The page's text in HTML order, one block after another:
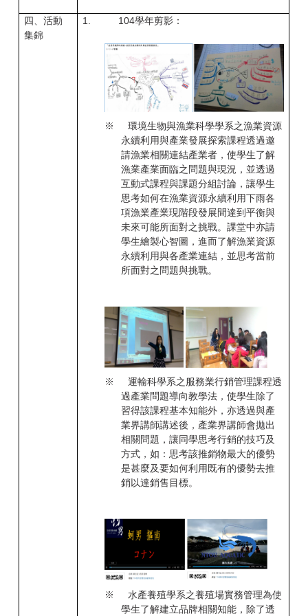
四、活動
集錦
1. 104學年剪影：
※環境生物與漁業科學學系之漁業資源
永續利用與產業發展探索課程透過邀
請漁業相關連結產業者，使學生了解
漁業產業面臨之問題與現況，並透過
互動式課程與課題分組討論，讓學生
思考如何在漁業資源永續利用下雨各
項漁業產業現階段發展間達到平衡與
未來可能所面對之挑戰。課堂中亦請
學生繪製心智圖，進而了解漁業資源
永續利用與各產業連結，並思考當前
所面對之問題與挑戰。
※運輸科學系之服務業行銷管理課程透
過產業問題導向教學法，使學生除了
習得該課程基本知能外，亦透過與產
業界講師講述後，產業界講師會拋出
相關問題，讓同學思考行銷的技巧及
方式，如：思考該推銷物最大的優勢
是甚麼及要如何利用既有的優勢去推
銷以達銷售目標。
※水產養殖學系之養殖場實務管理為使
學生了解建立品牌相關知能，除了透